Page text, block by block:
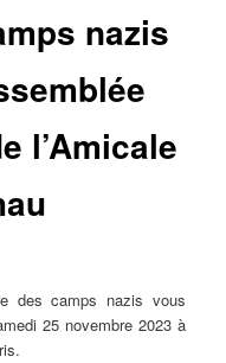
nazis
l’Amicale
des camps nazis vous
25 novembre 2023 à